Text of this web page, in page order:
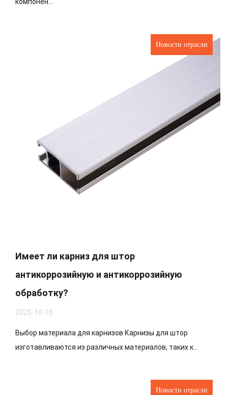
Новости отрасли
Имеет ли карниз для штор
антикоррозийную и антикоррозийную
обработку?
2025-10-15
Выбор материала для карнизов Карнизы для штор
изготавливаются из различных материалов, таких к...
Новости отрасли